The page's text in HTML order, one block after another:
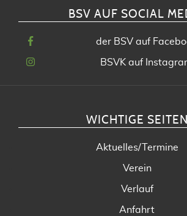
BSV AUF SOCIAL
der BSV auf
BSVK auf
WICHTIGE SEITEN
Aktuelles/Termine
Verein
Verlauf
Anfahrt